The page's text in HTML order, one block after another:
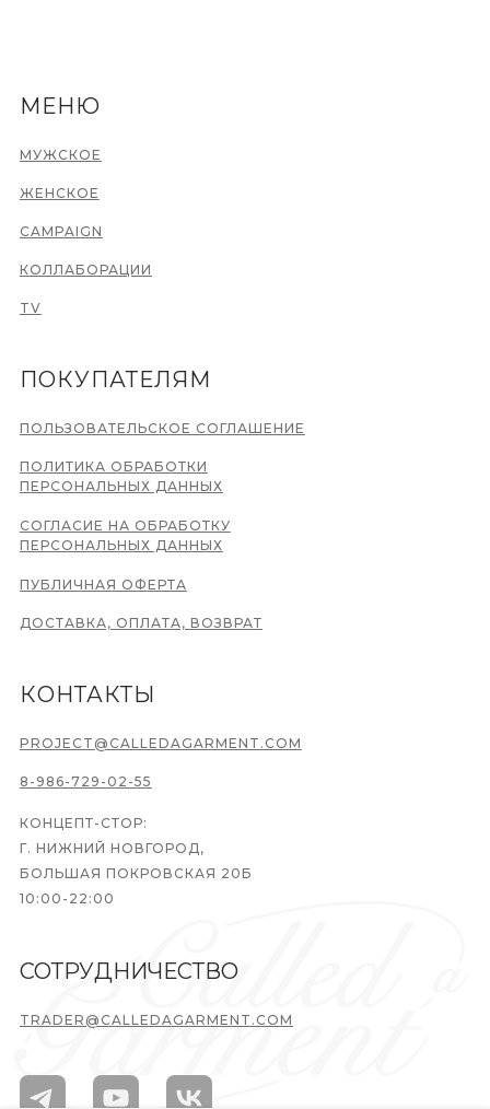
МУЖСКОЕ
ЖЕНСКОЕ
CAMPAIGN
КОЛЛАБОРАЦИИ
ПУБЛИЧНАЯ ОФЕРТА
СОГЛАСИЕ НА ОБРАБОТКУ
ПЕРСОНАЛЬНЫХ ДАННЫХ
ПОЛИТИКА ОБРАБОТКИ
ПЕРСОНАЛЬНЫХ ДАННЫХ
ПОЛЬЗОВАТЕЛЬСКОЕ СОГЛАШЕНИЕ
ДОСТАВКА, ОПЛАТА, ВОЗВРАТ
8-986-729-02-55
PROJECT@CALLEDAGARMENT.COM
МЕНЮ
ПОКУПАТЕЛЯМ
КОНТАКТЫ
TV
СОТРУДНИЧЕСТВО
TRADER@CALLEDAGARMENT.COM
КОНЦЕПТ-СТОР:
Г. НИЖНИЙ НОВГОРОД,
БОЛЬШАЯ ПОКРОВСКАЯ 20Б
10:00-22:00